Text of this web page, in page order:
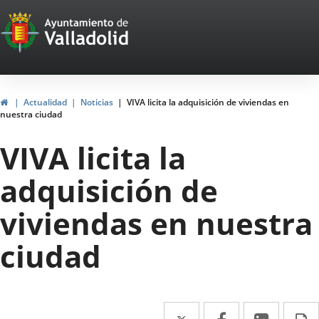
Portal
Web
del
Ayuntamiento
de
Valladolid
HomeActualidad Noticias
VIVA licita la adquisición de viviendas en
nuestra ciudad
VIVA licita la
adquisición de
viviendas en nuestra
ciudad
Twitter
Enlace Facebook
EnlaceEnlace